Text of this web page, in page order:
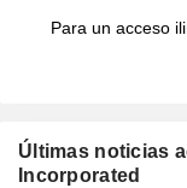
Para un acceso
Últimas noticias
Incorporated